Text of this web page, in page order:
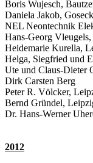
Boris Wujesch,
Daniela Jakob, Goseck
NEL Neontechnik
Hans-Georg
Heidemarie Kurella,
Helga, Siegfried und
Ute und Claus-Dieter
Dirk Carsten Berg
Peter R. Völcker,
Bernd Gründel,
Dr. Hans-Werner
2012